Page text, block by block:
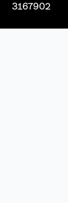
3167902